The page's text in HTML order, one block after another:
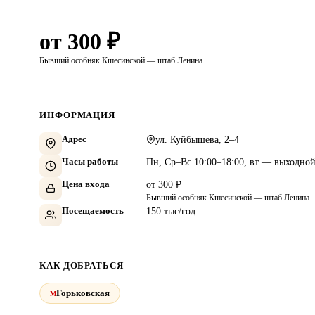
от 300 ₽
Бывший особняк Кшесинской — штаб Ленина
ИНФОРМАЦИЯ
Адрес ул. Куйбышева, 2–4
Часы работы Пн, Ср–Вс 10:00–18:00, вт — выходной
Цена входа от 300 ₽
Бывший особняк Кшесинской — штаб Ленина
Посещаемость 150 тыс/год
КАК ДОБРАТЬСЯ
Горьковская